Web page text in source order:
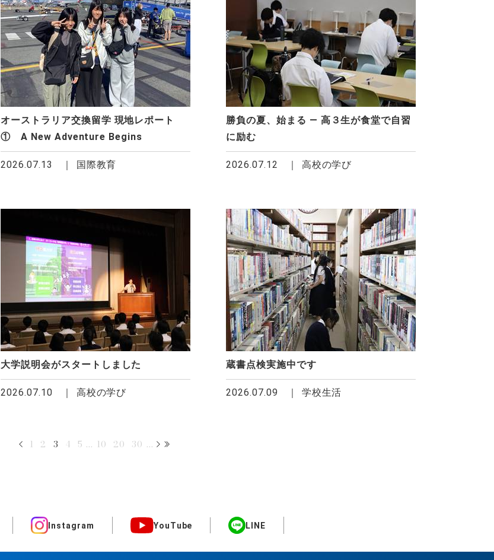
オーストラリア交換留学 現地レポート
① A New Adventure Begins
2026.07.13 国際教育
勝負の夏、始まる ― 高３生が食堂で自習
に励む
2026.07.12 高校の学び
大学説明会がスタートしました
2026.07.10 高校の学び
蔵書点検実施中です
2026.07.09 学校生活
1 2 3 4 5 ... 10 20 30 ...
Instagram YouTube LINE